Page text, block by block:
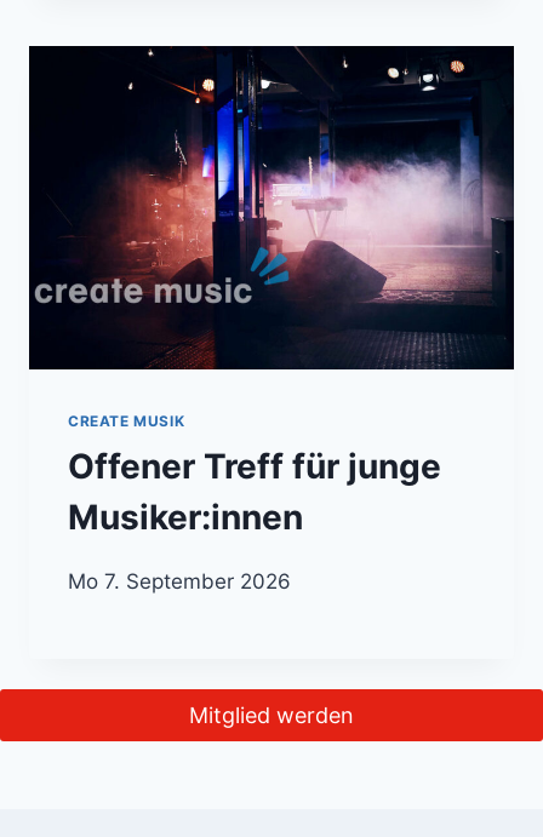
CREATE MUSIK
Offener Treff für junge
Musiker:innen
Mo 7. September 2026
Mitglied werden